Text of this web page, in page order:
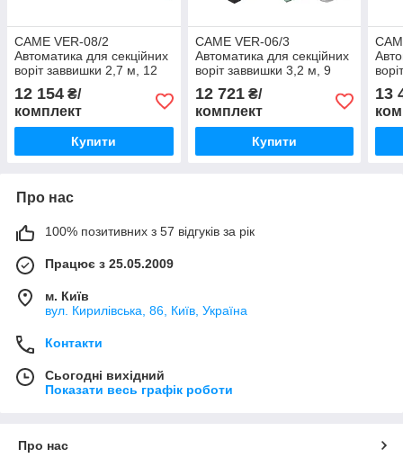
CAME VER-08/2
Автоматика для секційних
воріт заввишки 2,7 м, 12
12 154 ₴/
комплект
Купити
CAME VER-06/3
Автоматика для секційних
воріт заввишки 3,2 м, 9
12 721₴/
комплект
Купити
13
Про нас
100% позитивних з 57 відгуків за рік
Працює з 25.05.2009
м. Київ
вул. Кирилівська, 86, Київ, Україна
Контакти
Сьогодні вихідний
Показати весь графік роботи
Про нас